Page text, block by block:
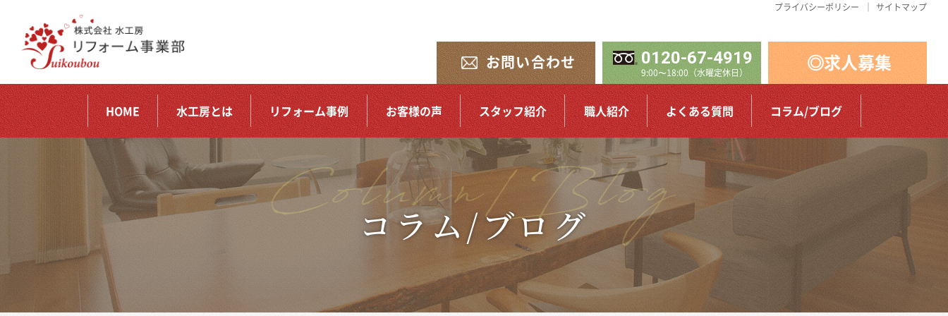
プライバシーポリシー サイトマップ
お問い合わせ 0120-67-4919
9:00〜18:00（水曜定休日） ◎求人募集
HOME 水工房とは リフォーム事例 お客様の声 スタッフ紹介 職人紹介 よくある質問 コラム/ブログ
コラム/ブログ